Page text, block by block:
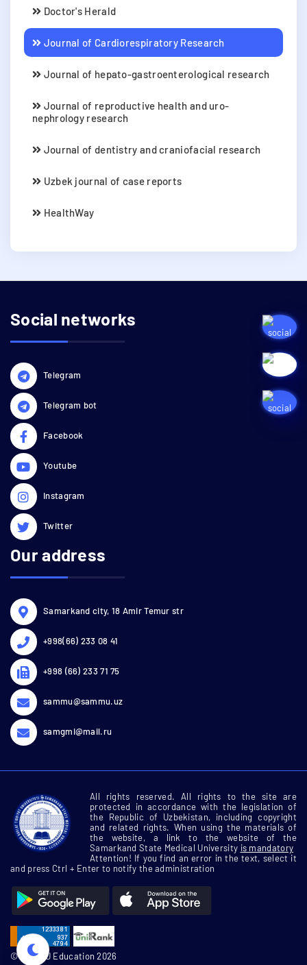
Doctor's Herald
Journal of Cardiorespiratory Research
Journal of hepato-gastroenterological research
Journal of reproductive health and uro-
nephrology research
Journal of dentistry and craniofacial research
Uzbek journal of case reports
HealthWay
Social networks
Telegram
Telegram bot
Facebook
Youtube
Instagram
Twitter
Our address
Samarkand city, 18 Amir Temur str
+998(66) 233 08 41
+998 (66) 233 71 75
sammu@sammu.uz
samgmi@mail.ru
All rights reserved. All rights to the site are
protected in accordance with the legislation of
the Republic of Uzbekistan, including copyright
and related rights. When using the materials of
the website, a link to the website of the
Samarkand State Medical University is mandatory
Attention! If you find an error in the text, select it
and press Ctrl + Enter to notify the administration
© SamMU Education 2026